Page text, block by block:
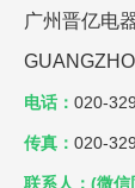
广州晋亿电
电话： 020-
传真： 020-
联系人：(微信